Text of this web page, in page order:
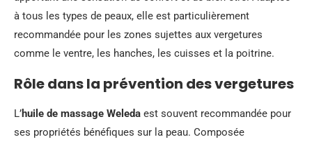
à tous les types de peaux, elle est particulièrement
recommandée pour les zones sujettes aux vergetures
comme le ventre, les hanches, les cuisses et la poitrine.
Rôle dans la prévention des vergetures
L’huile de massage Weleda est souvent recommandée pour
ses propriétés bénéfiques sur la peau. Composée